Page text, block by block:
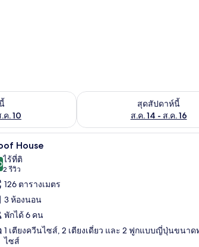
ค. 10
ว่างในพรุ่งนี้ ส.ค. 9 - ส.ค. 10
สุดสัปดาห์นี้
ส.ค. 14 - ส.ค. 16
ตรวจสอบจำนวนห้องพักว่างใ
รีเมียม, เตียงเมมโมรีโฟม, ผ้าม่านกันแสง, ห้องเก็บเสียง
ถ่าย
มด
Woof House | เครื่องนอน
11 House
จาก 10
ไร้ที่ติ
2 รีวิว
(2
รีวิว)
126 ตารางเมตร
3 ห้องนอน
พักได้ 6 คน
1 เตียงควีนไซส์, 2 เตียงเดี่ยว และ 2 ฟูกแบบญี่ปุ่นขนา
ไซส์